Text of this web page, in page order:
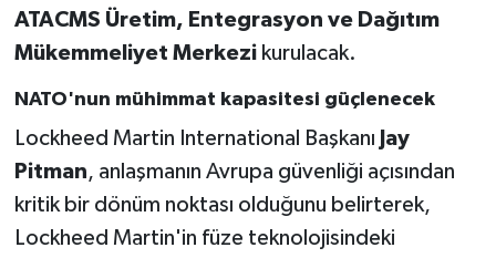
ATACMS Üretim, Entegrasyon ve Dağıtım
Mükemmeliyet Merkezikurulacak.
NATO'nun mühimmat kapasitesi güçlenecek
Lockheed Martin International Başkanı Jay
Pitman, anlaşmanın Avrupa güvenliği açısından
kritik bir dönüm noktası olduğunu belirterek,
Lockheed Martin'in füze teknolojisindeki